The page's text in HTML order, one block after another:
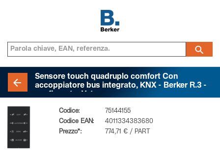
Sensore touch quadruplo comfort Con
accoppiatore bus integrato, KNX - Berker R.3 -
Codice:
75144155
Codice EAN:
4011334383680
Prezzo*:
774,71 € / PART